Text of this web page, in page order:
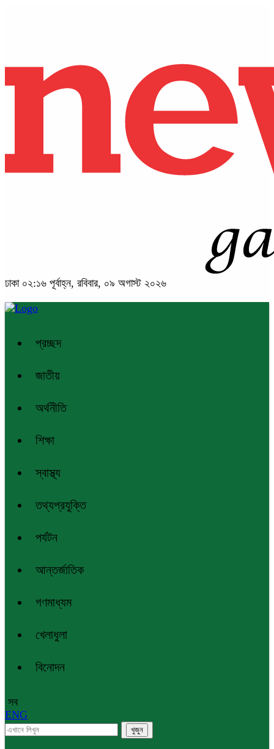
ঢাকা ০২:১৬ পূর্বাহ্ন, রবিবার, ০৯ অগাস্ট ২০২৬
প্রচ্ছদ
জাতীয়
অর্থনীতি
শিক্ষা
স্বাস্থ্য
তথ্যপ্রযুক্তি
পর্যটন
আন্তর্জাতিক
গণমাধ্যম
খেলাধুলা
বিনোদন
সব
ENG